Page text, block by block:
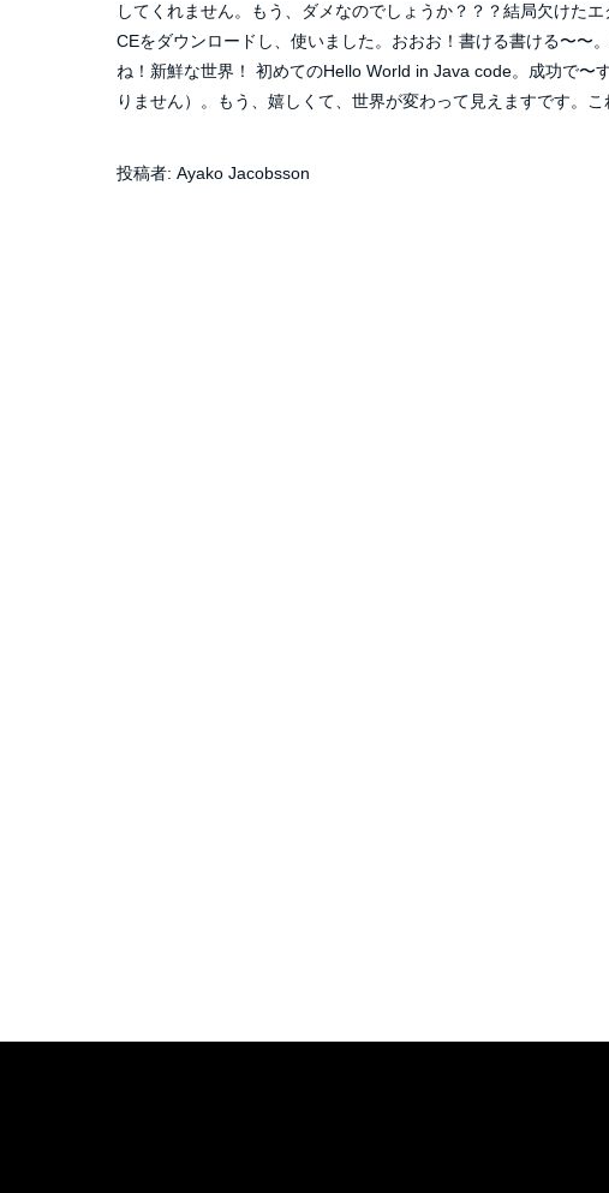
してくれません。もう、ダメなのでしょうか？？？結局欠けた
CEをダウンロードし、使いました。おおお！書ける書ける〜〜
ね！新鮮な世界！ 初めてのHello World in Java code。成功で〜
りません）。もう、嬉しくて、世界が変わって見えますです。こ
投稿者: Ayako Jacobsson